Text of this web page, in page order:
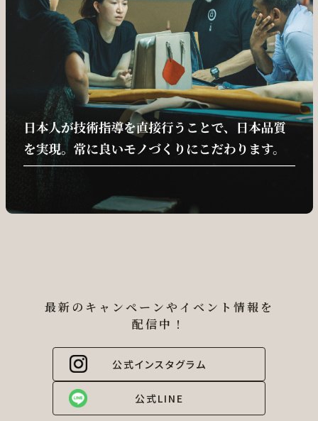
最新のキャンペーンやイベント情報を
配信中！
公式インスタグラム
公式LINE